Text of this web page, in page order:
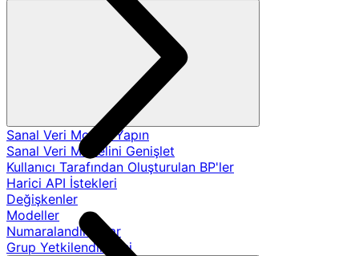
Sanal Veri Modeli Yapın
Sanal Veri Modelini Genişlet
Kullanıcı Tarafından Oluşturulan BP'ler
Harici API İstekleri
Değişkenler
Modeller
Numaralandırmalar
Grup Yetkilendirmesi